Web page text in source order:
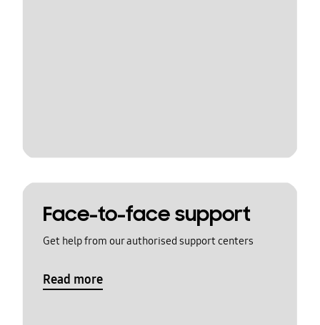
Face-to-face support
Get help from our authorised support centers
Read more